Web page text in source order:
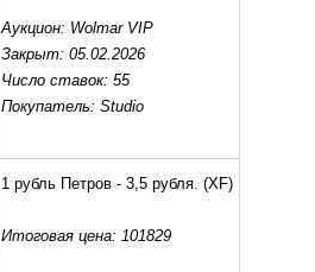
Аукцион: Wolmar VIP
Закрыт: 05.02.2026
Число ставок: 55
Покупатель: Studio
1 рубль Петров - 3,5 рубля. (XF)
Итоговая цена: 101829